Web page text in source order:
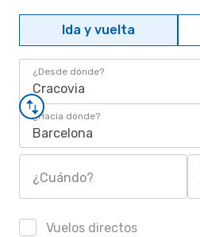
Ida y vuelta
¿Desde dónde?
Cracovia
¿Hacia dónde?
Barcelona
¿Cuándo?
Vuelos directos